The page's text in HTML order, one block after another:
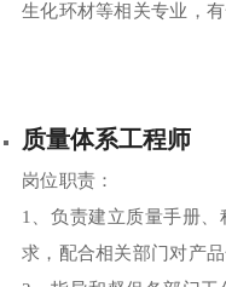
生化环材等相关专业，
质量体系工程师
岗位职责：
1、负责建立质量手册
求，配合相关部门对产品